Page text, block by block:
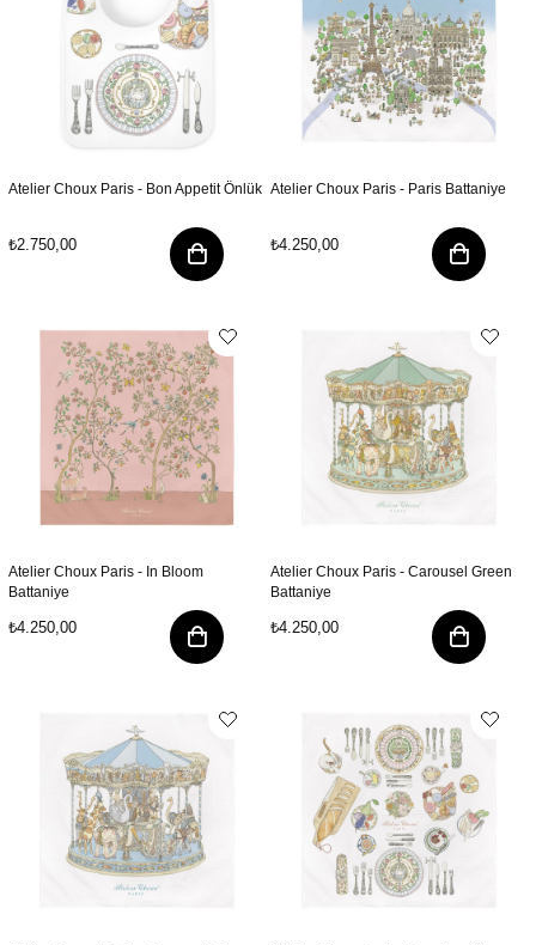
Atelier Choux Paris - Bon Appetit Önlük
₺2.750,00
Atelier Choux Paris - Paris Battaniye
₺4.250,00
Atelier Choux Paris - In Bloom
Battaniye
₺4.250,00
Atelier Choux Paris - Carousel Green
Battaniye
₺4.250,00